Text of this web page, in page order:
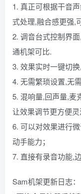
1. 真正可根据干音
式处理,融合感更强,
2. 调音台式控制界
通机架可比.
3. 效果实时一键切
4. 无需繁琐设置,无
5. 混响量,回声量,麦
让效果调节更方便
6. 可以对效果进行
动手能力；
7. 直接有录音功能,
Sam机架更新日志：